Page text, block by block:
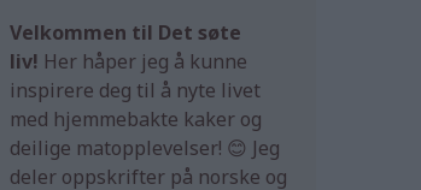
Velkommen til Det søte
liv! Her håper jeg å kunne
inspirere deg til å nyte livet
med hjemmebakte kaker og
deilige matopplevelser! 😊 Jeg
deler oppskrifter på norske og